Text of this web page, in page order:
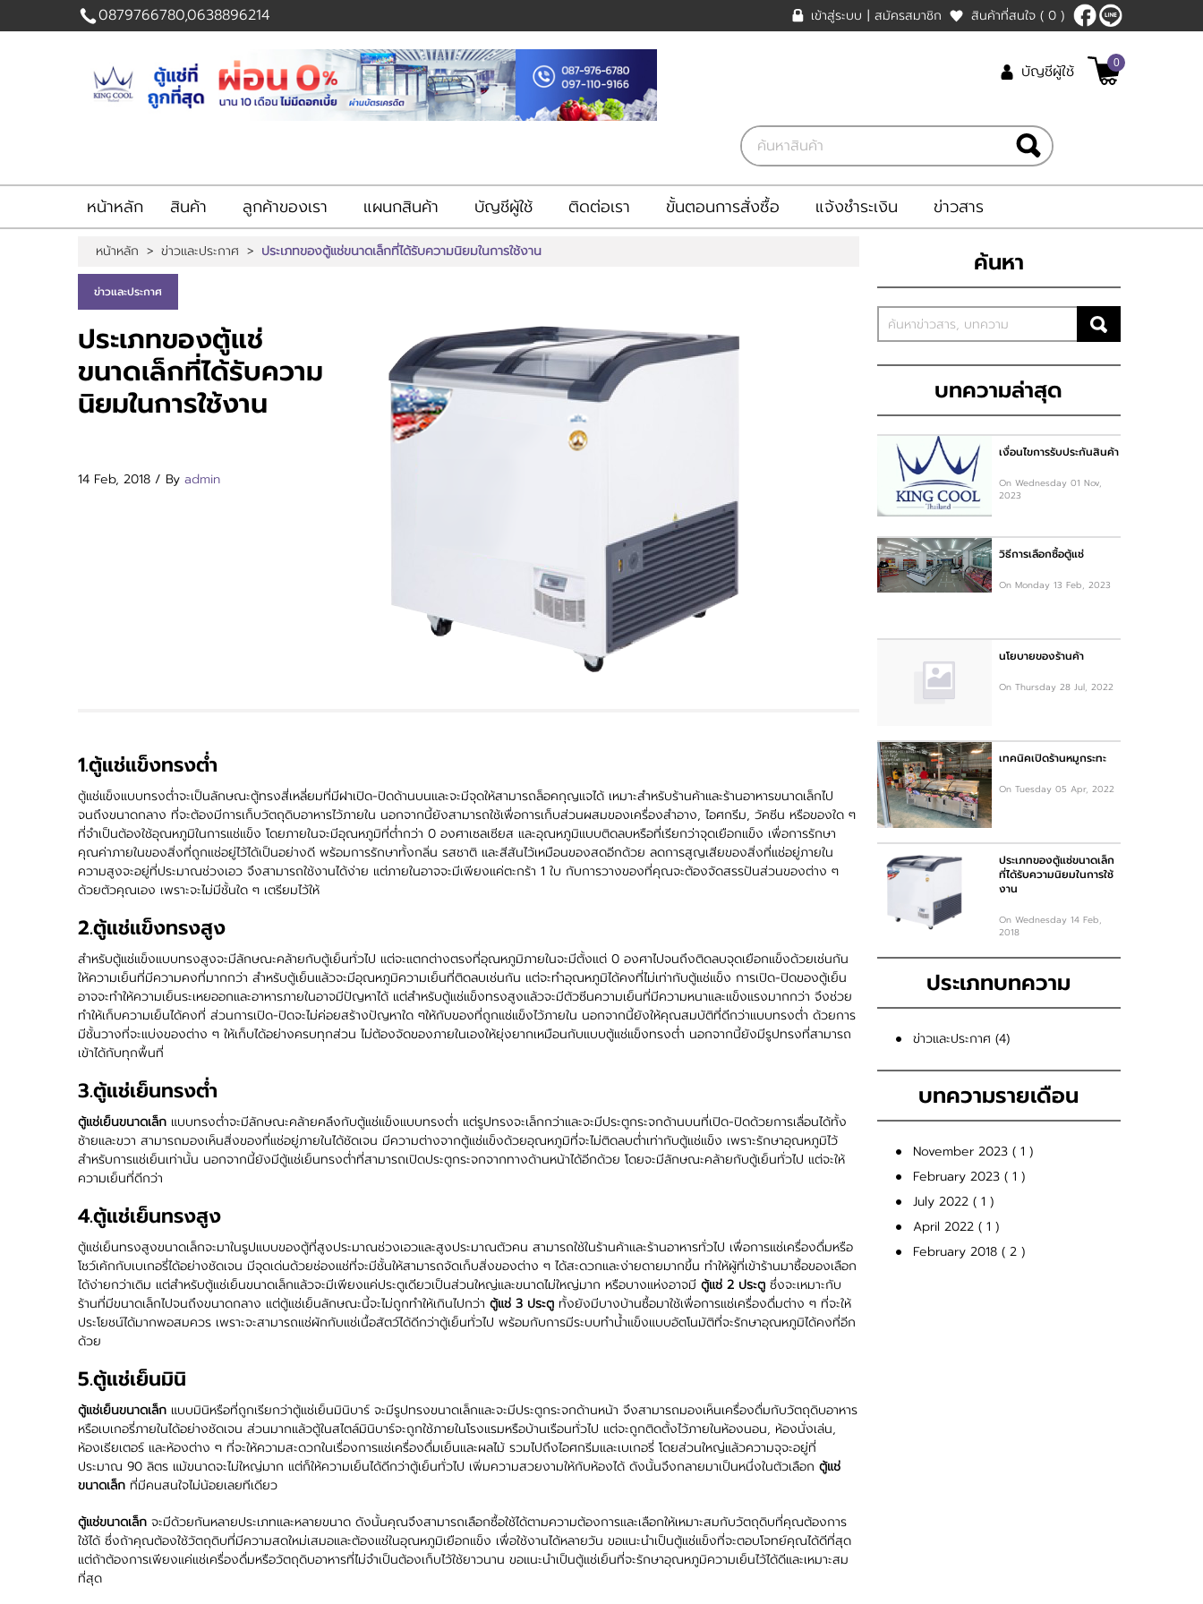
สินค้า
ลูกค้าของเรา
แผนกสินค้า
บัญชีผู้ใช้
ติดต่อเรา
ขั้นตอนการสั่งซื้อ
แจ้งชำระเงิน
ข่าวสาร
0879766780,0638896214 เข้าสู่ระบบ | สมัครสมาชิก สินค้าที่สนใจ ( 0 )
บัญชีผู้ใช้ 0
หน้าหลัก สินค้า ลูกค้าของเรา แผนกสินค้า บัญชีผู้ใช้ ติดต่อเรา ขั้นตอนการสั่งซื้อ แจ้งชำระเงิน ข่าวสาร
หน้าหลัก > ข่าวและประกาศ > ประเภทของตู้แช่ขนาดเล็กที่ได้รับความนิยมในการใช้งาน
ข่าวและประกาศ
ประเภทของตู้แช่
ขนาดเล็กที่ได้รับความ
นิยมในการใช้งาน
14 Feb, 2018 / By admin
1.ตู้แช่แข็งทรงต่ำ
ตู้แช่แข็งแบบทรงต่ำจะเป็นลักษณะตู้ทรงสี่เหลี่ยมที่มีฝาเปิด-ปิดด้านบนและจะมีจุดให้สามารถล็อคกุญแจได้ เหมาะสำหรับร้านค้าและร้านอาหารขนาดเล็กไป
จนถึงขนาดกลาง ที่จะต้องมีการเก็บวัตถุดิบอาหารไว้ภายใน นอกจากนี้ยังสามารถใช้เพื่อการเก็บส่วนผสมของเครื่องสำอาง, ไอศกรีม, วัคซีน หรือของใด ๆ
ที่จำเป็นต้องใช้อุณหภูมิในการแช่แข็ง โดยภายในจะมีอุณหภูมิที่ต่ำกว่า 0 องศาเซลเซียส และอุณหภูมิแบบติดลบหรือที่เรียกว่าจุดเยือกแข็ง เพื่อการรักษา
คุณค่าภายในของสิ่งที่ถูกแช่อยู่ไว้ได้เป็นอย่างดี พร้อมการรักษาทั้งกลิ่น รสชาติ และสีสันไว้เหมือนของสดอีกด้วย ลดการสูญเสียของสิ่งที่แช่อยู่ภายใน
ความสูงจะอยู่ที่ประมาณช่วงเอว จึงสามารถใช้งานได้ง่าย แต่ภายในอาจจะมีเพียงแค่ตะกร้า 1 ใบ กับการวางของที่คุณจะต้องจัดสรรปันส่วนของต่าง ๆ
ด้วยตัวคุณเอง เพราะจะไม่มีชั้นใด ๆ เตรียมไว้ให้
2.ตู้แช่แข็งทรงสูง
สำหรับตู้แช่แข็งแบบทรงสูงจะมีลักษณะคล้ายกับตู้เย็นทั่วไป แต่จะแตกต่างตรงที่อุณหภูมิภายในจะมีตั้งแต่ 0 องศาไปจนถึงติดลบจุดเยือกแข็งด้วยเช่นกัน
ให้ความเย็นที่มีความคงที่มากกว่า สำหรับตู้เย็นแล้วจะมีอุณหภูมิความเย็นที่ติดลบเช่นกัน แต่จะทำอุณหภูมิได้คงที่ไม่เท่ากับตู้แช่แข็ง การเปิด-ปิดของตู้เย็น
อาจจะทำให้ความเย็นระเหยออกและอาหารภายในอาจมีปัญหาได้ แต่สำหรับตู้แช่แข็งทรงสูงแล้วจะมีตัวซีนความเย็นที่มีความหนาและแข็งแรงมากกว่า จึงช่วย
ทำให้เก็บความเย็นได้คงที่ ส่วนการเปิด-ปิดจะไม่ค่อยสร้างปัญหาใด ๆให้กับของที่ถูกแช่แข็งไว้ภายใน นอกจากนี้ยังให้คุณสมบัติที่ดีกว่าแบบทรงต่ำ ด้วยการ
มีชั้นวางที่จะแบ่งของต่าง ๆ ให้เก็บได้อย่างครบทุกส่วน ไม่ต้องจัดของภายในเองให้ยุ่งยากเหมือนกับแบบตู้แช่แข็งทรงต่ำ นอกจากนี้ยังมีรูปทรงที่สามารถ
เข้าได้กับทุกพื้นที่
3.ตู้แช่เย็นทรงต่ำ
ตู้แช่เย็นขนาดเล็ก แบบทรงต่ำจะมีลักษณะคล้ายคลึงกับตู้แช่แข็งแบบทรงต่ำ แต่รูปทรงจะเล็กกว่าและจะมีประตูกระจกด้านบนที่เปิด-ปิดด้วยการเลื่อนได้ทั้ง
ซ้ายและขวา สามารถมองเห็นสิ่งของที่แช่อยู่ภายในได้ชัดเจน มีความต่างจากตู้แช่แข็งด้วยอุณหภูมิที่จะไม่ติดลบต่ำเท่ากับตู้แช่แข็ง เพราะรักษาอุณหภูมิไว้
สำหรับการแช่เย็นเท่านั้น นอกจากนี้ยังมีตู้แช่เย็นทรงต่ำที่สามารถเปิดประตูกระจกจากทางด้านหน้าได้อีกด้วย โดยจะมีลักษณะคล้ายกับตู้เย็นทั่วไป แต่จะให้
ความเย็นที่ดีกว่า
4.ตู้แช่เย็นทรงสูง
ตู้แช่เย็นทรงสูงขนาดเล็กจะมาในรูปแบบของตู้ที่สูงประมาณช่วงเอวและสูงประมาณตัวคน สามารถใช้ในร้านค้าและร้านอาหารทั่วไป เพื่อการแช่เครื่องดื่มหรือ
โชว์เค้กกับเบเกอรี่ได้อย่างชัดเจน มีจุดเด่นด้วยช่องแช่ที่จะมีชั้นให้สามารถจัดเก็บสิ่งของต่าง ๆ ได้สะดวกและง่ายดายมากขึ้น ทำให้ผู้ที่เข้าร้านมาซื้อของเลือก
ได้ง่ายกว่าเดิม แต่สำหรับตู้แช่เย็นขนาดเล็กแล้วจะมีเพียงแค่ประตูเดียวเป็นส่วนใหญ่และขนาดไม่ใหญ่มาก หรือบางแห่งอาจมี ตู้แช่ 2 ประตู ซึ่งจะเหมาะกับ
ร้านที่มีขนาดเล็กไปจนถึงขนาดกลาง แต่ตู้แช่เย็นลักษณะนี้จะไม่ถูกทำให้เกินไปกว่า ตู้แช่ 3 ประตู ทั้งยังมีบางบ้านซื้อมาใช้เพื่อการแช่เครื่องดื่มต่าง ๆ ที่จะให้
ประโยชน์ได้มากพอสมควร เพราะจะสามารถแช่ผักกับแช่เนื้อสัตว์ได้ดีกว่าตู้เย็นทั่วไป พร้อมกับการมีระบบทำน้ำแข็งแบบอัตโนมัติที่จะรักษาอุณหภูมิได้คงที่อีก
ด้วย
5.ตู้แช่เย็นมินิ
ตู้แช่เย็นขนาดเล็ก แบบมินิหรือที่ถูกเรียกว่าตู้แช่เย็นมินิบาร์ จะมีรูปทรงขนาดเล็กและจะมีประตูกระจกด้านหน้า จึงสามารถมองเห็นเครื่องดื่มกับวัตถุดิบอาหาร
หรือเบเกอรี่ภายในได้อย่างชัดเจน ส่วนมากแล้วตู้ในสไตล์มินิบาร์จะถูกใช้ภายในโรงแรมหรือบ้านเรือนทั่วไป แต่จะถูกติดตั้งไว้ภายในห้องนอน, ห้องนั่งเล่น,
ห้องเธียเตอร์ และห้องต่าง ๆ ที่จะให้ความสะดวกในเรื่องการแช่เครื่องดื่มเย็นและผลไม้ รวมไปถึงไอศกรีมและเบเกอรี่ โดยส่วนใหญ่แล้วความจุจะอยู่ที่
ประมาณ 90 ลิตร แม้ขนาดจะไม่ใหญ่มาก แต่ก็ให้ความเย็นได้ดีกว่าตู้เย็นทั่วไป เพิ่มความสวยงามให้กับห้องได้ ดังนั้นจึงกลายมาเป็นหนึ่งในตัวเลือก ตู้แช่
ขนาดเล็ก ที่มีคนสนใจไม่น้อยเลยทีเดียว
ตู้แช่ขนาดเล็ก จะมีด้วยกันหลายประเภทและหลายขนาด ดังนั้นคุณจึงสามารถเลือกซื้อใช้ได้ตามความต้องการและเลือกให้เหมาะสมกับวัตถุดิบที่คุณต้องการ
ใช้ได้ ซึ่งถ้าคุณต้องใช้วัตถุดิบที่มีความสดใหม่เสมอและต้องแช่ในอุณหภูมิเยือกแข็ง เพื่อใช้งานได้หลายวัน ขอแนะนำเป็นตู้แช่แข็งที่จะตอบโจทย์คุณได้ดีที่สุด
แต่ถ้าต้องการเพียงแค่แช่เครื่องดื่มหรือวัตถุดิบอาหารที่ไม่จำเป็นต้องเก็บไว้ใช้ยาวนาน ขอแนะนำเป็นตู้แช่เย็นที่จะรักษาอุณหภูมิความเย็นไว้ได้ดีและเหมาะสม
ที่สุด
ค้นหา
บทความล่าสุด
เงื่อนไขการรับประกันสินค้า
On Wednesday 01 Nov,
2023
วิธีการเลือกซื้อตู้แช่
On Monday 13 Feb, 2023
นโยบายของร้านค้า
On Thursday 28 Jul, 2022
เทคนิคเปิดร้านหมูกระทะ
On Tuesday 05 Apr, 2022
ประเภทของตู้แช่ขนาดเล็ก
ที่ได้รับความนิยมในการใช้
งาน
On Wednesday 14 Feb,
2018
ประเภทบทความ
ข่าวและประกาศ (4)
บทความรายเดือน
November 2023 ( 1 )
February 2023 ( 1 )
July 2022 ( 1 )
April 2022 ( 1 )
February 2018 ( 2 )